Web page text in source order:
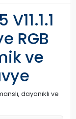
RGB
ve
dayanıklı ve